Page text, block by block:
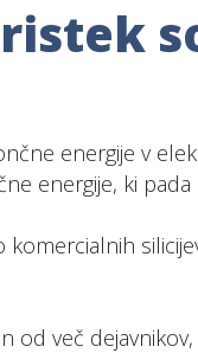
energije v
energije, ki pada
več